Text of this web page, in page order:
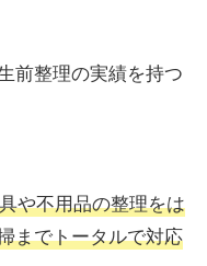
前整理の実績を持つ
や不用品の整理をは
までトータルで対応